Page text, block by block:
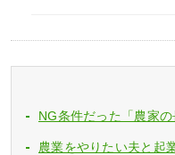
NG条件だった「農家
農業をやりたい夫と起